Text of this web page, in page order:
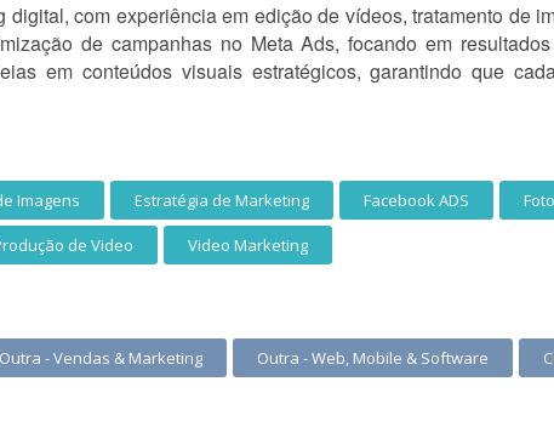
digital, com experiência em edição de vídeos, tratamento de
de campanhas no Meta Ads, focando em
em conteúdos visuais estratégicos, garantindo que
Imagens Estratégia de Marketing Facebook ADS
de Video Video Marketing
Outra - Vendas & Marketing Outra - Web, Mobile & Software